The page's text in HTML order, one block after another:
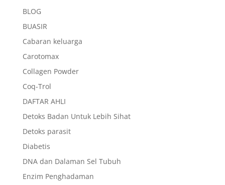
BLOG
BUASIR
Cabaran keluarga
Carotomax
Collagen Powder
Coq-Trol
DAFTAR AHLI
Detoks Badan Untuk Lebih Sihat
Detoks parasit
Diabetis
DNA dan Dalaman Sel Tubuh
Enzim Penghadaman